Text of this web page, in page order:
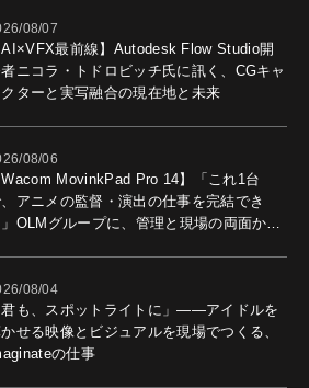
08/07
AI×VFX最前線】Autodesk Flow Studio開
ニコラ・トドロビッチ氏に訊く、CGキャ
ターと実写融合の現在地と未来
08/06
Wacom MovinkPad Pro 14】「これ1台
アニメの監督・演出の仕事を完結でき
OLMグループに、管理と現場の両面から
08/04
君も、スポットライトに」――アイドルを
せる映像とビジュアルを現場でつくる、
の仕事